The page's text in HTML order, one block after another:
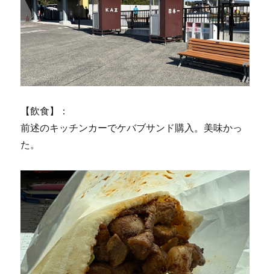
【飲食】：
前述のキッチンカーでケバブサンド購入。美味かっ
た。